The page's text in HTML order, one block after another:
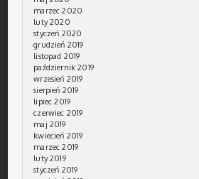
marzec 2020
luty 2020
styczeń 2020
grudzień 2019
listopad 2019
październik 2019
wrzesień 2019
sierpień 2019
lipiec 2019
czerwiec 2019
maj 2019
kwiecień 2019
marzec 2019
luty 2019
styczeń 2019